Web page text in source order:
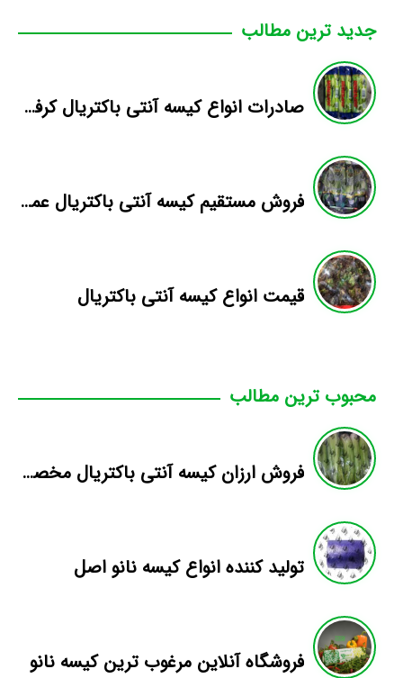
جدید ترین مطالب
صادرات انواع کیسه آنتی باکتریال کرفس
فروش مستقیم کیسه آنتی باکتریال عمده
قیمت انواع کیسه آنتی باکتریال
محبوب ترین مطالب
فروش ارزان کیسه آنتی باکتریال مخصوص کرفس
تولید کننده انواع کیسه نانو اصل
فروشگاه آنلاین مرغوب ترین کیسه نانو